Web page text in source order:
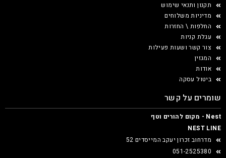
תקנון ותנאי שימוש
מדיניות משלוחים
החלפות \ החזרות
עגלת קניות
צור קשר ושעות פעילות
המגזין
אודות
ביטול עסקה
שומרים על קשר
Nest - מקום להורים וטף
NEST LINE
מדרחוב זכרון יעקב המייסדים 52
051-2525380